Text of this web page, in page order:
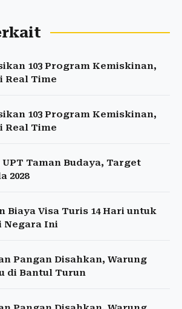
103 Program Kemiskinan,
Real Time
103 Program Kemiskinan,
Real Time
Taman Budaya, Target
2028
Biaya Visa Turis 14 Hari untuk
Negara Ini
Pangan Disahkan, Warung
di Bantul Turun